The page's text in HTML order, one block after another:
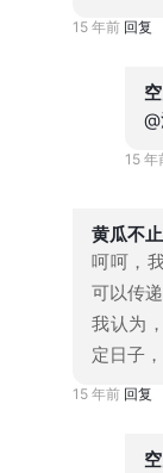
15 年前 回复
15 年
黄瓜不
呵呵，
可以传递
我认为
定日子
15 年前 回复